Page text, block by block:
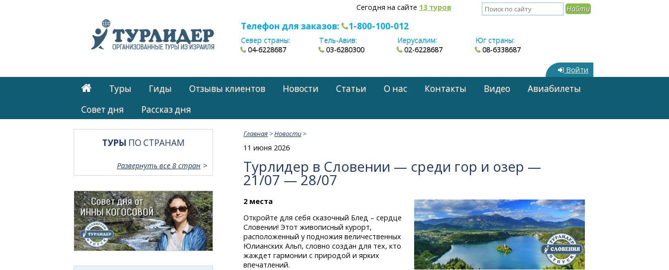
Сегодня на сайте 13 туров
Телефон для заказов: 1-800-100-012
Север страны:
04-6228687
Тель-Авив:
03-6280300
Иерусалим:
02-6228687
Юг страны:
08-6338687
Войти
Туры Гиды Отзывы клиентов Новости Статьи О нас Контакты Видео
Авиабилеты
Cовет дня
Рассказ дня
Главная >Новости >
11 июня 2026
Турлидер в Словении — среди гор и озер —
21/07 — 28/07
2 места
Откройте для себя сказочный Блед – сердце
Словении! Этот живописный курорт,
расположенный у подножия величественных
Юлианских Альп, словно создан для тех, кто
жаждет гармонии с природой и ярких
впечатлений.
ТУРЫ ПО СТРАНАМ
Развернуть все 8 стран